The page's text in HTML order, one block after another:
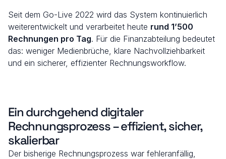
Seit dem Go-Live 2022 wird das System kontinuierlich
weiterentwickelt und verarbeitet heute rund 1’500
Rechnungen pro Tag. Für die Finanzabteilung bedeutet
das: weniger Medienbrüche, klare Nachvollziehbarkeit
und ein sicherer, effizienter Rechnungsworkflow.
Ein durchgehend digitaler
Rechnungsprozess – effizient, sicher,
skalierbar
Der bisherige Rechnungsprozess war fehleranfällig,